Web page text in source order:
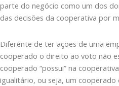
parte do negócio como um dos
das decisões da cooperativa por
Diferente de ter ações de uma
cooperado o direito ao voto não
cooperado “possui” na
igualitário, ou seja, um cooperado